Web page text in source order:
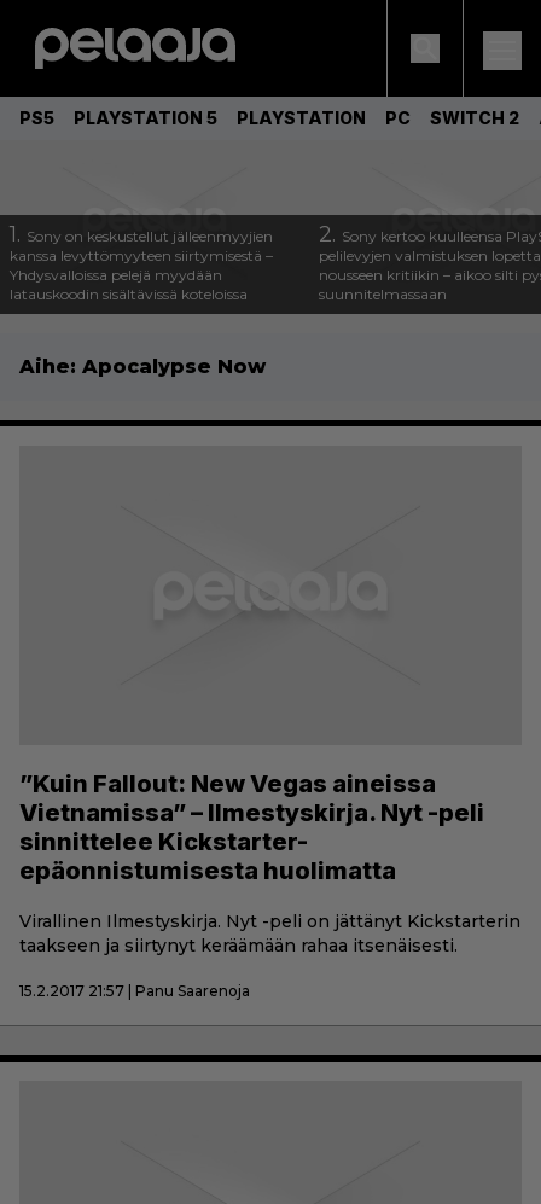
PS5 PLAYSTATION 5 PLAYSTATION PC SWITCH 2
1. Sony on keskustellut jälleenmyyjien
kanssa levyttömyyteen siirtymisestä –
Yhdysvalloissa pelejä myydään
latauskoodin sisältävissä koteloissa
2. Sony kertoo kuulleensa
pelilevyjen valmistuksen
nousseen kritiikin – aikoo silti
suunnitelmassaan
Aihe: Apocalypse Now
”Kuin Fallout: New Vegas aineissa
Vietnamissa” – Ilmestyskirja. Nyt -peli
sinnittelee Kickstarter-
epäonnistumisesta huolimatta
Virallinen Ilmestyskirja. Nyt -peli on jättänyt Kickstarterin
taakseen ja siirtynyt keräämään rahaa itsenäisesti.
15.2.2017 21:57 | Panu Saarenoja